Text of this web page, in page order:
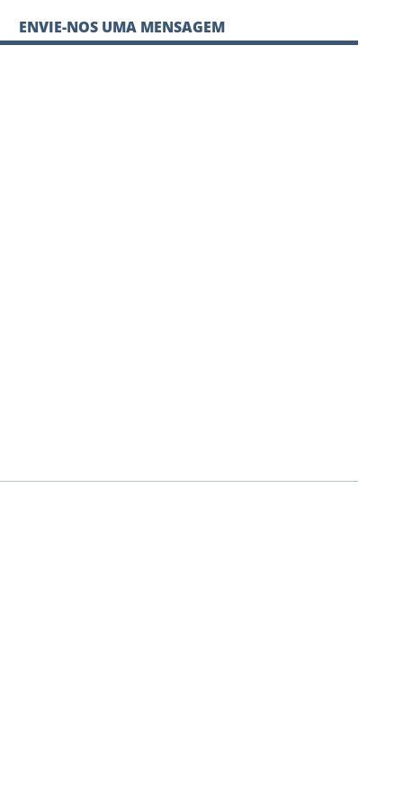
ENVIE-NOS UMA MENSAGEM